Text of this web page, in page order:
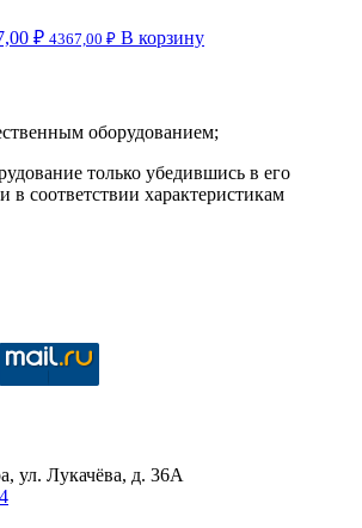
₽ 4367,00 ₽ В корзину
оборудованием;
только убедившись в его
в соответствии характеристикам
ул. Лукачёва, д. 36А